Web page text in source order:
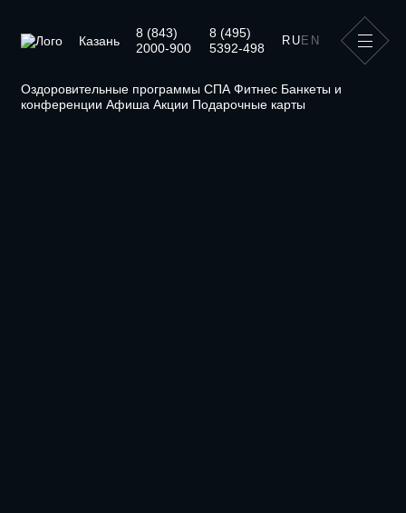
Казань
8 (843)
2000-900
8 (495)
5392-498
RU EN
Оздоровительные программы СПА Фитнес Банкеты и
конференции Афиша Акции Подарочные карты